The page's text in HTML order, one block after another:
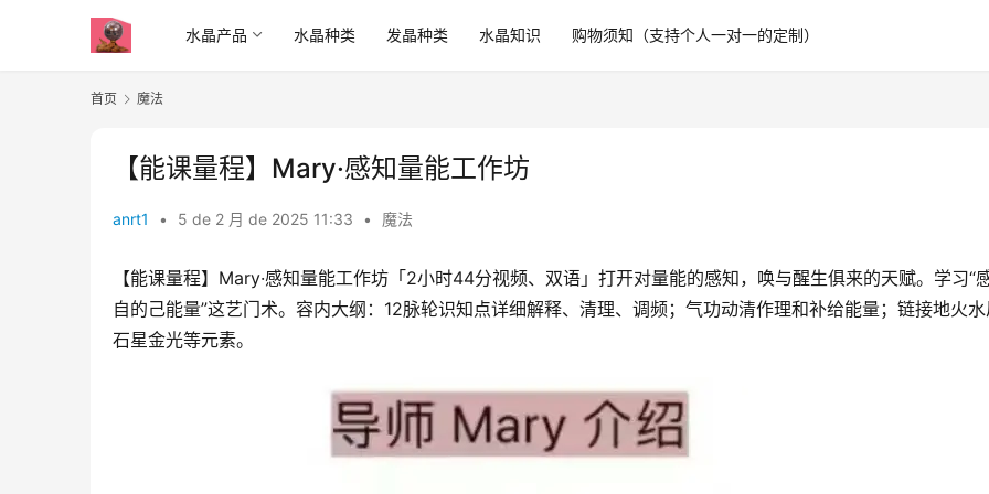
水晶产品 水晶种类 发晶种类 水晶知识 购物须知（支持个人一对一的定制）
首页 魔法
【能课量‬程】Mary·感知量能‬工作坊
anrt1 • 5 de 2 月 de 2025 11:33 • 魔法
【能课量‬程】Mary·感知量能‬工作坊「2小时44分视频、双语」打开对量能‬的感知，唤与醒‬生俱来的天赋。学习“
自的己‬能量”这艺门‬术。容内‬大纲：12脉轮识知‬点详细解释、清理、调频；气功动清作‬理和补给能量；链接地火
石星金‬光等元素。